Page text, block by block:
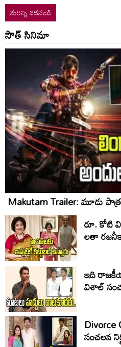
మరిన్ని చదవండి
సౌత్ సినిమా
Makutam Trailer: మూడు
రూ. కోటి
లతా
ఇది
విశాల్
Divorce
సంచలన